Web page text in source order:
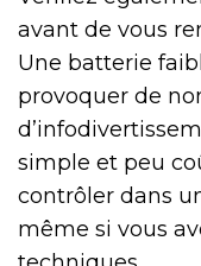
avant de vous
Une batterie
provoquer de
simple et peu
contrôler dans
même si vous